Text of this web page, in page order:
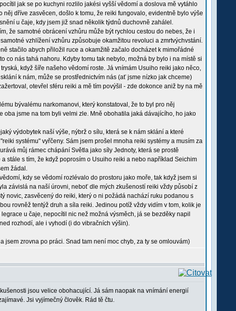
jak se po kuchyni rozlilo jakési vyšší vědomí a doslova mě vytáhlo
dříve zasvěcen, došlo k tomu, že reiki fungovalo, evidentně bylo výše
u čaje, kdy jsem již snad několik týdnů duchovně zahálel.
že samotné obrácení vzhůru může být rychlou cestou do nebes, že i
vzhlížení vzhůru způsobuje okamžitou revoluci a zmrtvýchvstání.
stačilo abych přiložil ruce a okamžitě začalo docházet k mimořádné
co nás tahá nahoru. Kdyby tomu tak nebylo, možná by bylo i na místě si
když šíře našeho vědomí roste. Já vnímám Usuiho reiki jako něco,
k nám, může se prostřednictvím nás (ať jsme nízko jak chceme)
otevřel sféru reiki a mě tím povýšil - zde dokonce aniž by na mě
bývalému narkomanovi, který konstatoval, že to byl pro něj
jsme na tom byli velmi zle. Mně obohatila jaká dávajícího, ho jako
výdobytek naší výše, nýbrž o sílu, která se k nám sklání a které
systému" vyřčeny. Sám jsem prošel mnoha reiki systémy a musím za
můj rámec chápání Světla jako síly Jednoty, která se prostě
stále s tím, že když poprosím o Usuiho reiki a nebo například Seichim
žádal.
kdy se vědomí rozlévalo do prostoru jako moře, tak když jsem si
závislá na naší úrovni, neboť dle mých zkušeností reiki vždy působí z
novic, zasvěcený do reiki, který o ni požádá nachází ruku podanou s
rovněž tentýž druh a síla reiki. Jedinou potíž vždy vidím v tom, kolik je
u čaje, nepocítil nic než možná výsměch, já se bezděky napil
rozhodí, ale i vyhodí (i do vibračních výšin).
jsem zrovna po práci. Snad tam není moc chyb, za ty se omlouvám)
jsou velice obohacující. Já sám naopak na vnímání energií
Jsi vyjímečný člověk. Rád tě čtu.